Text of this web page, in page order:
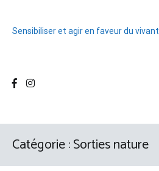
contenu
Sensibiliser et agir en faveur du vivant
Catégorie :Sorties nature